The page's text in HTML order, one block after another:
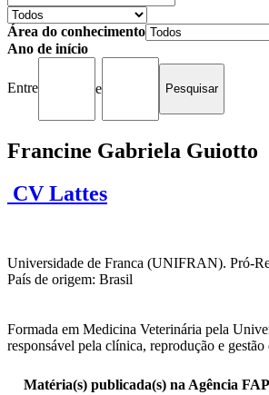
Área do conhecimento
Ano de início
Entre e
Francine Gabriela Guiotto
CV Lattes
Universidade de Franca (UNIFRAN). Pró-
País de origem: Brasil
Formada em Medicina Veterinária pela
responsável pela clínica, reprodução e
Matéria(s) publicada(s) na Agência